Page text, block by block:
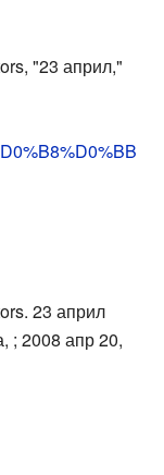
"23 април,"
23 април
; 2008 апр 20,